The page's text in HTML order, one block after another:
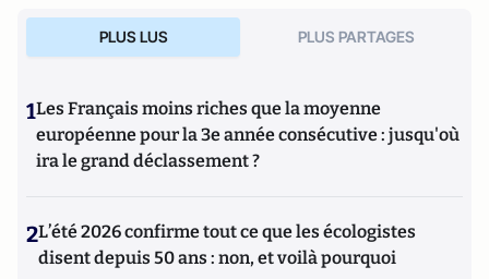
PLUS LUS PLUS PARTAGES
1Les Français moins riches que la moyenne
européenne pour la 3e année consécutive : jusqu'où
ira le grand déclassement ?
2L’été 2026 confirme tout ce que les écologistes
disent depuis 50 ans : non, et voilà pourquoi